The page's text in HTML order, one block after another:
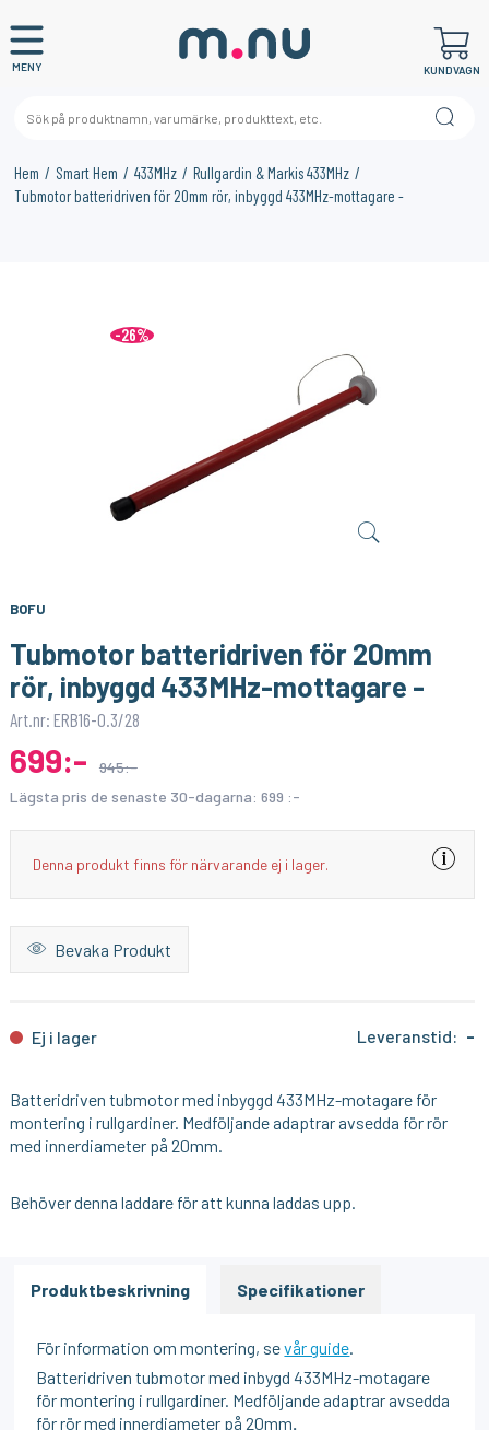
MENY KUNDVAGN
Hem Smart Hem 433MHz
Rullgardin & Markis 433MHz
Tubmotor batteridriven för 20mm rör, inbyggd 433MHz-mottagare -
-26%
BOFU
Tubmotor batteridriven för 20mm
rör, inbyggd 433MHz-mottagare -
Art.nr: ERB16-0.3/28
699:-
945:-
Lägsta pris de senaste 30-dagarna: 699 :-
Denna produkt finns för närvarande ej i lager.
Bevaka Produkt
Ej i lager Leveranstid: -
Batteridriven tubmotor med inbyggd 433MHz-motagare för
montering i rullgardiner. Medföljande adaptrar avsedda för rör
med innerdiameter på 20mm.
Behöver denna laddare för att kunna laddas upp.
Produktbeskrivning Specifikationer
För information om montering, sevår guide.
Batteridriven tubmotor med inbygd 433MHz-motagare
för montering i rullgardiner. Medföljande adaptrar avsedda
för rör med innerdiameter på 20mm.